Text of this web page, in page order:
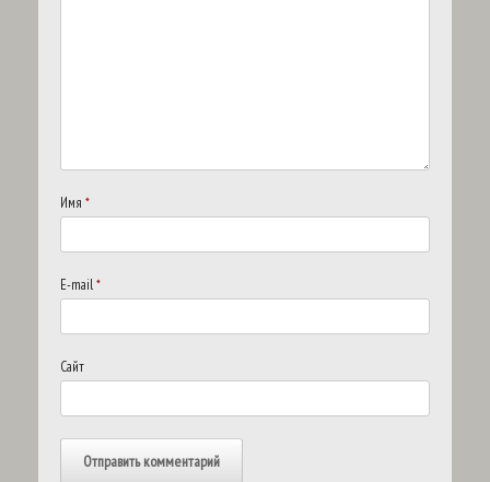
Имя *
E-mail*
Сайт